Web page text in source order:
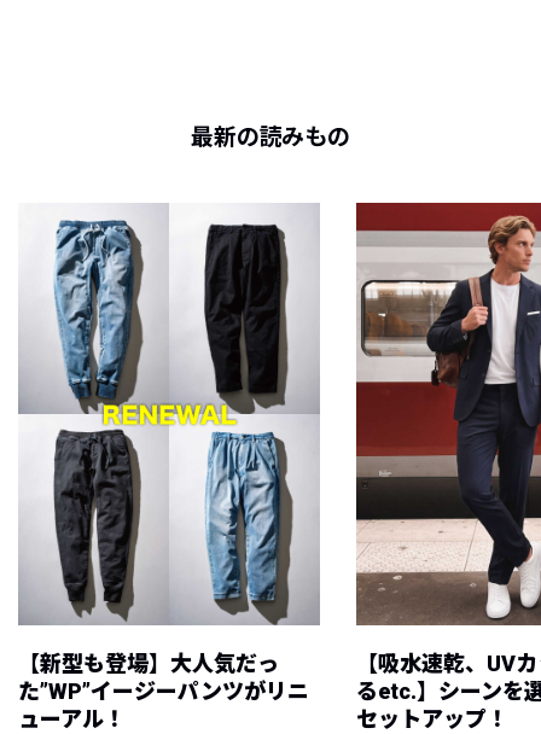
最新の読みもの
【新型も登場】大人気だっ
た”WP”イージーパンツがリニ
ューアル！
【吸水速乾、UV
るetc.】シーンを
セットアップ！